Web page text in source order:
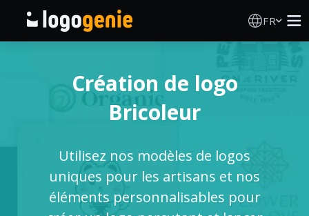
FR
Générateur de logo IA
Produits imprimés
À propos
Création de logo
Bricoleur
Utilisez nos modèles de logos
uniques pour les artisans et nos
éléments personnalisables pour